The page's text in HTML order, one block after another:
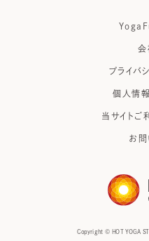
会
プライバ
個人情
当サイトご
お問
Copyright © HOT YOGA